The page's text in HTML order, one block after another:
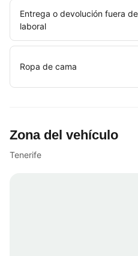
Entrega o devolución fuera
laboral
Ropa de cama
Zona del vehículo
Tenerife